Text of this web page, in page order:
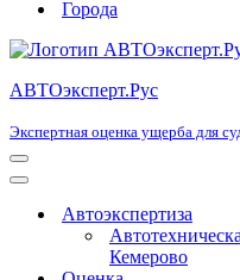
Города
АВТОэксперт.Рус
Экспертная оценка ущерба для
Меню
навигации
Меню
навигацииАвтоэкспертиза
Кемерово